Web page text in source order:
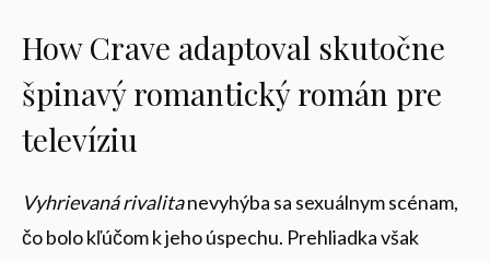
How Crave adaptoval skutočne
špinavý romantický román pre
televíziu
Vyhrievaná rivalitanevyhýba sa sexuálnym scénam,
čo bolo kľúčom k jeho úspechu. Prehliadka však